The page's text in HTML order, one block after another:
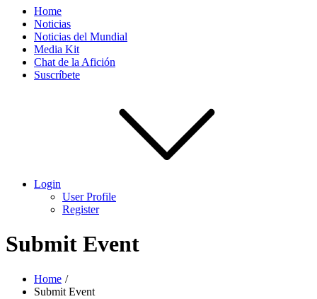
Home
Noticias
Noticias del Mundial
Media Kit
Chat de la Afición
Suscríbete
Login
User Profile
Register
Submit Event
Home
Submit Event